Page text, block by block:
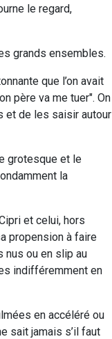
le regard,
grands ensembles.
que l’on avait
père va me tuer". On
et de les saisir autour
grotesque et le
la
et celui, hors
propension à faire
nus ou en slip au
indifféremment en
en accéléré ou
sait jamais s’il faut